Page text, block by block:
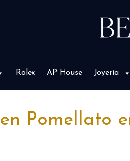
Rolex AP House Joyería
Pomellato